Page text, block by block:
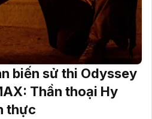
biến sử thi Odyssey
Thần thoại Hy
thực